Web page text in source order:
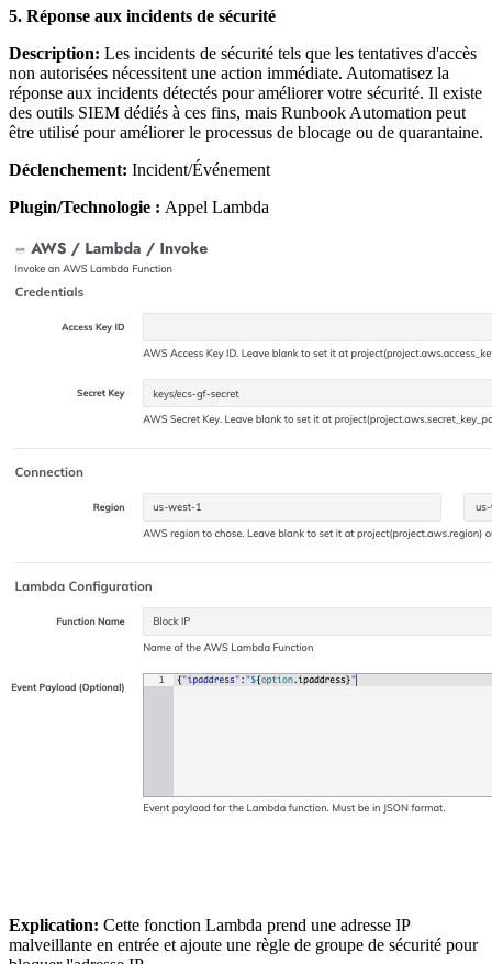
5. Réponse aux incidents de sécurité
Description: Les incidents de sécurité tels que les tentatives d'accès
non autorisées nécessitent une action immédiate. Automatisez la
réponse aux incidents détectés pour améliorer votre sécurité. Il existe
des outils SIEM dédiés à ces fins, mais Runbook Automation peut
être utilisé pour améliorer le processus de blocage ou de quarantaine.
Déclenchement: Incident/Événement
Plugin/Technologie : Appel Lambda
Explication: Cette fonction Lambda prend une adresse IP
malveillante en entrée et ajoute une règle de groupe de sécurité pour